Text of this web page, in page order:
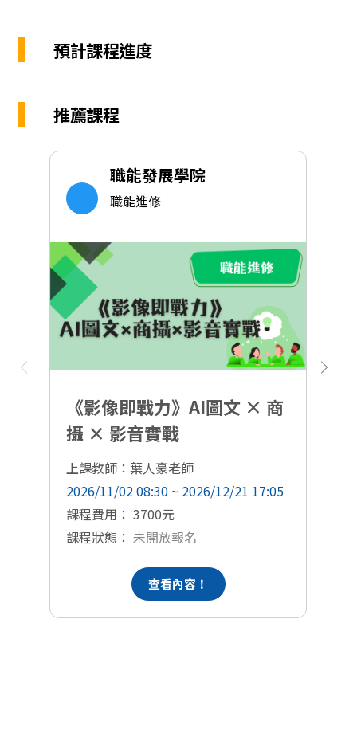
預計課程進度
推薦課程
職能發展學院
職能進修
《影像即戰力》AI圖文 × 商
攝 × 影音實戰
上課教師：葉人豪老師
2026/11/02 08:30 ~ 2026/12/21 17:05
課程費用： 3700元
課程狀態：未開放報名
查看內容！